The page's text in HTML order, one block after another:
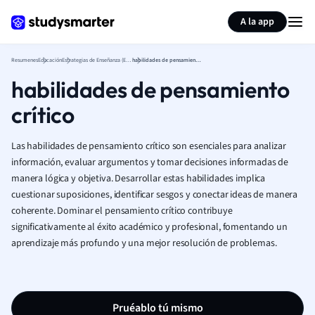
A la app
ResumenesEducación Estrategias de Enseñanza (Educación) habilidades de pensamiento crítico
habilidades de pensamiento
crítico
Las habilidades de pensamiento crítico son esenciales para analizar
información, evaluar argumentos y tomar decisiones informadas de
manera lógica y objetiva. Desarrollar estas habilidades implica
cuestionar suposiciones, identificar sesgos y conectar ideas de manera
coherente. Dominar el pensamiento crítico contribuye
significativamente al éxito académico y profesional, fomentando un
aprendizaje más profundo y una mejor resolución de problemas.
Pruéablo tú mismo
Resumir página